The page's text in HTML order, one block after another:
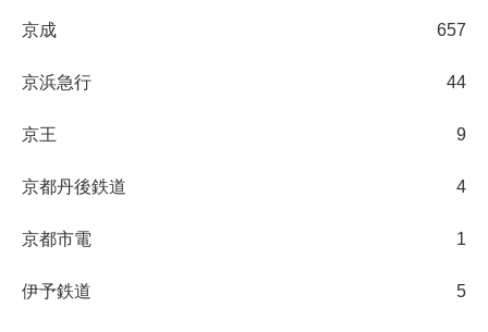
京成 657
京浜急行 44
京王 9
京都丹後鉄道 4
京都市電 1
伊予鉄道 5